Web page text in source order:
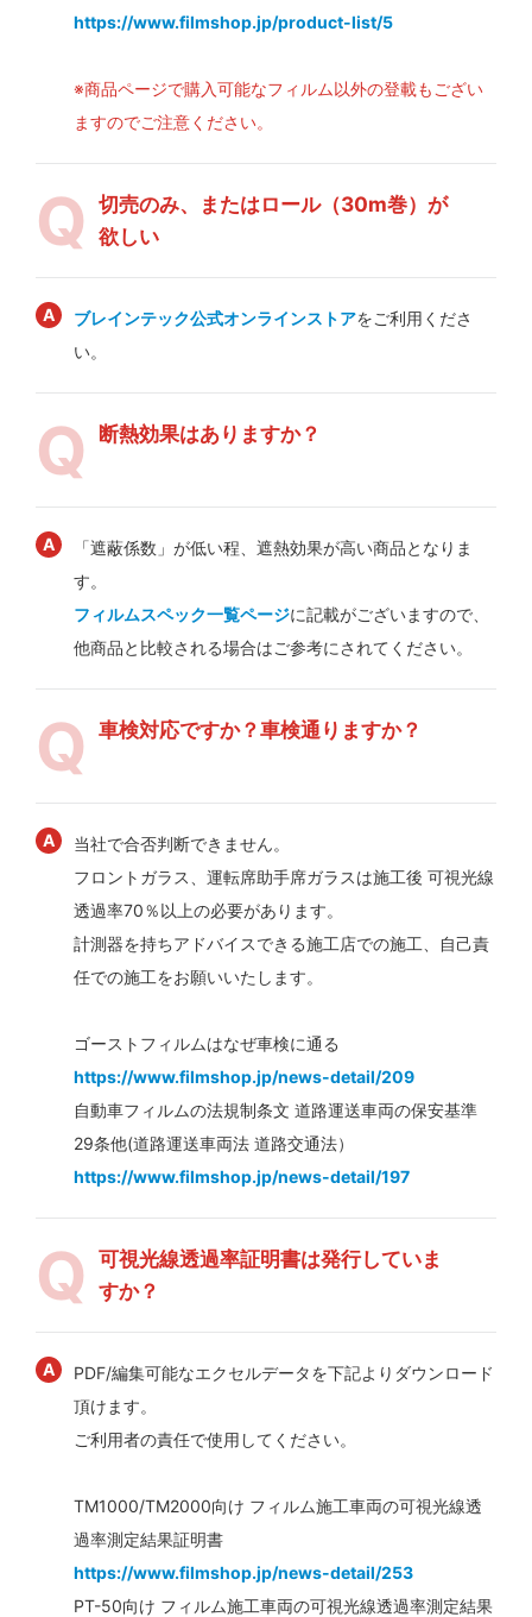
https://www.filmshop.jp/product-list/5
※商品ページで購入可能なフィルム以外の登載もござい
ますのでご注意ください。
切売のみ、またはロール（30m巻）が
欲しい
ブレインテック公式オンラインストアをご利用くださ
い。
断熱効果はありますか？
「遮蔽係数」が低い程、遮熱効果が高い商品となりま
す。
フィルムスペック一覧ページに記載がございますので、
他商品と比較される場合はご参考にされてください。
車検対応ですか？車検通りますか？
当社で合否判断できません。
フロントガラス、運転席助手席ガラスは施工後 可視光線
透過率70％以上の必要があります。
計測器を持ちアドバイスできる施工店での施工、自己責
任での施工をお願いいたします。
ゴーストフィルムはなぜ車検に通る
https://www.filmshop.jp/news-detail/209
自動車フィルムの法規制条文 道路運送車両の保安基準
29条他(道路運送車両法 道路交通法）
https://www.filmshop.jp/news-detail/197
可視光線透過率証明書は発行していま
すか？
PDF/編集可能なエクセルデータを下記よりダウンロード
頂けます。
ご利用者の責任で使用してください。
TM1000/TM2000向け フィルム施工車両の可視光線透
過率測定結果証明書
https://www.filmshop.jp/news-detail/253
PT-50向け フィルム施工車両の可視光線透過率測定結果